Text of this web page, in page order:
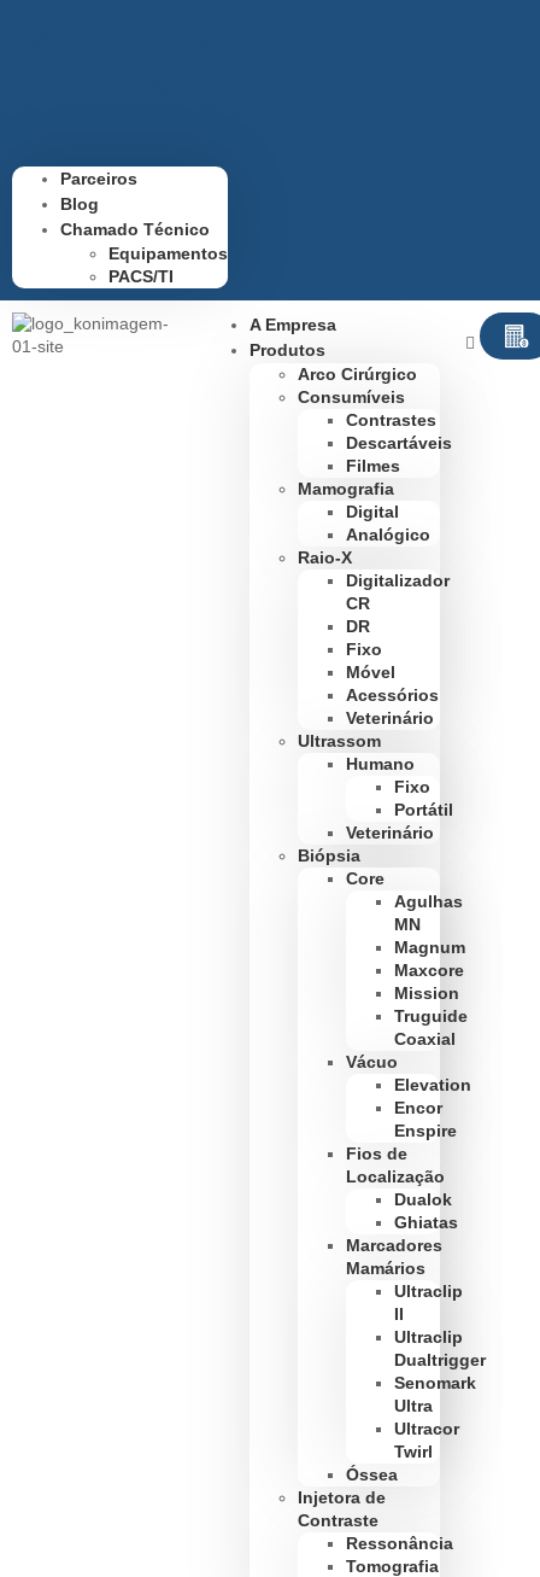
Parceiros
Blog
Chamado Técnico
Equipamentos
PACS/TI
A Empresa
Produtos
Arco Cirúrgico
Consumíveis
Contrastes
Descartáveis
Filmes
Mamografia
Digital
Analógico
Raio-X
Digitalizador
CR
DR
Fixo
Móvel
Acessórios
Veterinário
Ultrassom
Humano
Fixo
Portátil
Veterinário
Biópsia
Core
Agulhas
MN
Magnum
Maxcore
Mission
Truguide
Coaxial
Vácuo
Elevation
Encor
Enspire
Fios de
Localização
Dualok
Ghiatas
Marcadores
Mamários
Ultraclip
II
Ultraclip
Dualtrigger
Senomark
Ultra
Ultracor
Twirl
Óssea
Injetora de
Contraste
Ressonância
Tomografia